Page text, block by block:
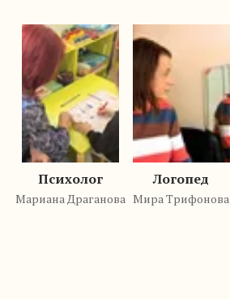
Психолог
Мариана Драганова
Логопед
Мира Трифонова